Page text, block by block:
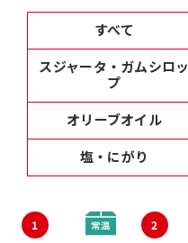
すべて
スジャータ・ガムシロッ
プ
オリーブオイル
塩・にがり
1 2